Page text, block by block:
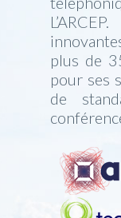
plus de
pour ses
de